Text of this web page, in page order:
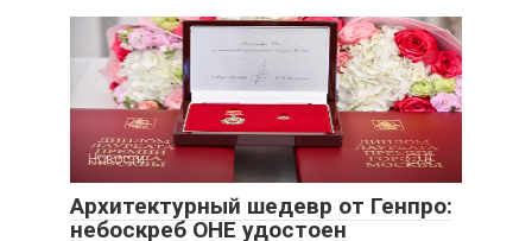
Новости 0
Архитектурный шедевр от Генпро:
небоскреб ОНЕ удостоен